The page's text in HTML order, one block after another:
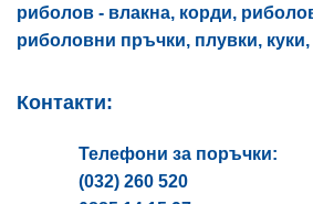
риболов - влакна, корди,
риболовни пръчки, плувки,
Контакти:
Телефони за поръчки:
(032) 260 520